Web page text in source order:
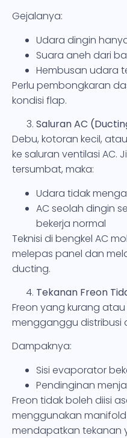
Gejalanya:
Udara dingin
Suara aneh dari
Hembusan udara
Perlu pembongkaran
kondisi flap.
Saluran AC
Debu, kotoran kecil,
ke saluran ventilasi AC.
tersumbat, maka:
Udara tidak
AC seolah dingin
bekerja normal
Teknisi di bengkel AC
melepas panel dan
ducting.
Tekanan Freon
Freon yang kurang
mengganggu distribusi
Dampaknya:
Sisi evaporator
Pendinginan
Freon tidak boleh diisi
menggunakan
mendapatkan tekanan